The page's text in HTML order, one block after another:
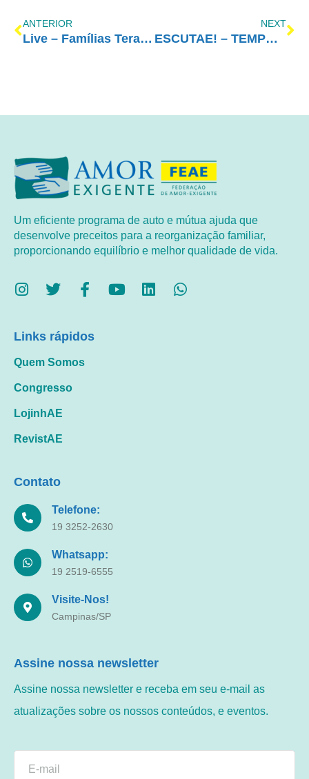
ANTERIOR
Live – Famílias Terapêuticas
NEXT
ESCUTAE! – TEMPORADA 2 – EPISÓDIO 13
Um eficiente programa de auto e mútua ajuda que
desenvolve preceitos para a reorganização familiar,
proporcionando equilíbrio e melhor qualidade de vida.
Links rápidos
Quem Somos
Congresso
LojinhAE
RevistAE
Contato
Telefone:
19 3252-2630
Whatsapp:
19 2519-6555
Visite-Nos!
Campinas/SP
Assine nossa newsletter
Assine nossa newsletter e receba em seu e-mail as
atualizações sobre os nossos conteúdos, e eventos.